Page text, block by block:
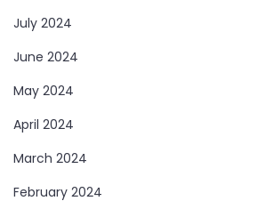
July 2024
June 2024
May 2024
April 2024
March 2024
February 2024